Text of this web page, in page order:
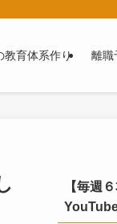
教育体系作り 離職
【毎週